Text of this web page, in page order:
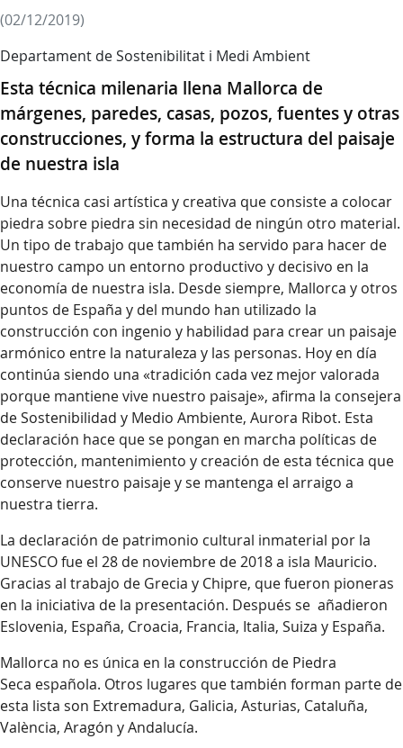
(02/12/2019)
Departament de Sostenibilitat i Medi Ambient
Esta técnica milenaria llena Mallorca de
márgenes, paredes, casas, pozos, fuentes y otras
construcciones, y forma la estructura del paisaje
de nuestra isla
Una técnica casi artística y creativa que consiste a colocar
piedra sobre piedra sin necesidad de ningún otro material.
Un tipo de trabajo que también ha servido para hacer de
nuestro campo un entorno productivo y decisivo en la
economía de nuestra isla. Desde siempre, Mallorca y otros
puntos de España y del mundo han utilizado la
construcción con ingenio y habilidad para crear un paisaje
armónico entre la naturaleza y las personas. Hoy en día
continúa siendo una «tradición cada vez mejor valorada
porque mantiene vive nuestro paisaje», afirma la consejera
de Sostenibilidad y Medio Ambiente, Aurora Ribot. Esta
declaración hace que se pongan en marcha políticas de
protección, mantenimiento y creación de esta técnica que
conserve nuestro paisaje y se mantenga el arraigo a
nuestra tierra.
La declaración de patrimonio cultural inmaterial por la
UNESCO fue el 28 de noviembre de 2018 a isla Mauricio.
Gracias al trabajo de Grecia y Chipre, que fueron pioneras
en la iniciativa de la presentación. Después se añadieron
Eslovenia, España, Croacia, Francia, Italia, Suiza y España.
Mallorca no es única en la construcción de Piedra
Seca española. Otros lugares que también forman parte de
esta lista son Extremadura, Galicia, Asturias, Cataluña,
València, Aragón y Andalucía.